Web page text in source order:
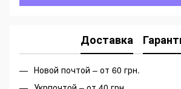
Доставка
Новой почтой – от 60 грн.